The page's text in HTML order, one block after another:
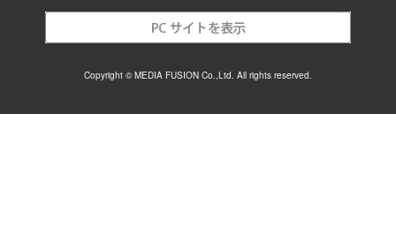
Copyright © MEDIA FUSION Co.,Ltd. All rights reserved.